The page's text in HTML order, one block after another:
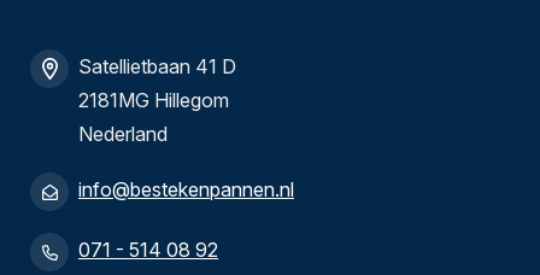
Satellietbaan 41 D
2181MG Hillegom
Nederland
info@bestekenpannen.nl
071 - 514 08 92